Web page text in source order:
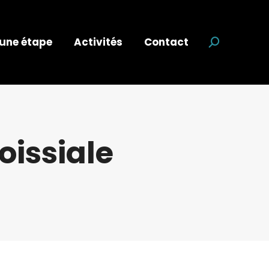
étape Activités Contact Recherche